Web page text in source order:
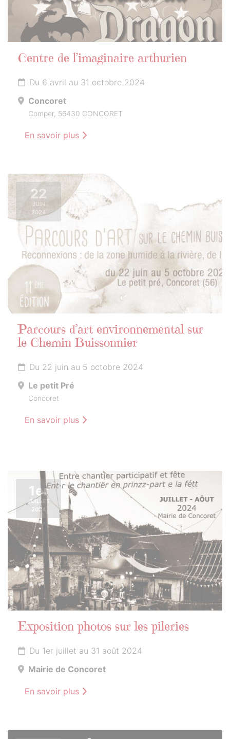
Centre de l’imaginaire arthurien
Du 6 avril au 31 octobre 2024
Concoret
Comper, 56430 CONCORET
En savoir plus
22
JUIN
2024
Parcours d’art environnemental sur
le Chemin Buissonnier
Du 22 juin au 5 octobre 2024
Le petit Pré
Concoret
En savoir plus
1er
JUILLET
2024
Exposition photos sur les pileries
Du 1er juillet au 31 août 2024
Mairie de Concoret
En savoir plus